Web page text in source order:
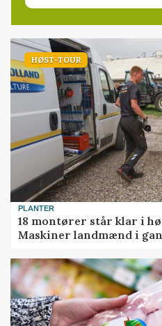
HØST-TOUR
PLANTER
18 montører står klar i
Maskiner landmænd i